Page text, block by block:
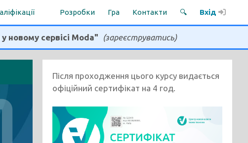
Розробки Гра Контакти 🔍 Вхід
новому сервісі Moda" (зареєструватись)
Після проходження цього курсу видається
офіційний сертифікат на 4 год.